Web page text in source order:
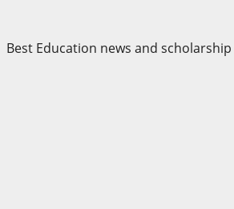
Best Education news and